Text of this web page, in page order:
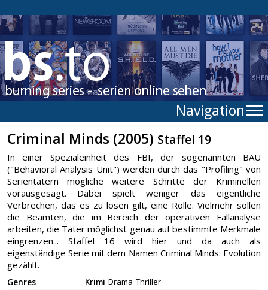
Navigation
Criminal Minds (2005) Staffel 19
In einer Spezialeinheit des FBI, der sogenannten BAU
("Behavioral Analysis Unit") werden durch das "Profiling" von
Serientätern mögliche weitere Schritte der Kriminellen
vorausgesagt. Dabei spielt weniger das eigentliche
Verbrechen, das es zu lösen gilt, eine Rolle. Vielmehr sollen
die Beamten, die im Bereich der operativen Fallanalyse
arbeiten, die Täter möglichst genau auf bestimmte Merkmale
eingrenzen... Staffel 16 wird hier und da auch als
eigenständige Serie mit dem Namen Criminal Minds: Evolution
gezählt.
Genres Krimi Drama Thriller